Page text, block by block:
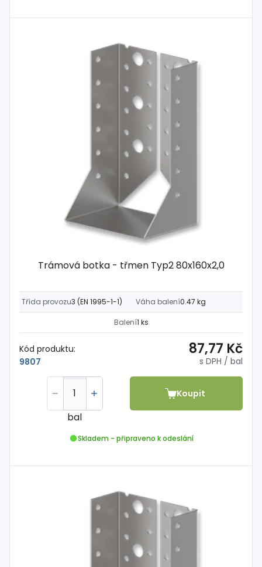
Trámová botka - třmen Typ2 80x160x2,0
Třída provozu3 (EN 1995-1-1) Váha balení0.47 kg
Balení1 ks
Kód produktu:
9807
87,77 Kč
s DPH / bal
bal
Koupit
Skladem - připraveno k odeslání